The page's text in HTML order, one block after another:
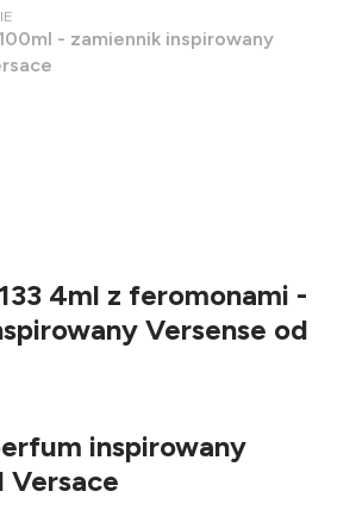
- zamiennik inspirowany
4ml z feromonami -
Versense od
inspirowany
Versace